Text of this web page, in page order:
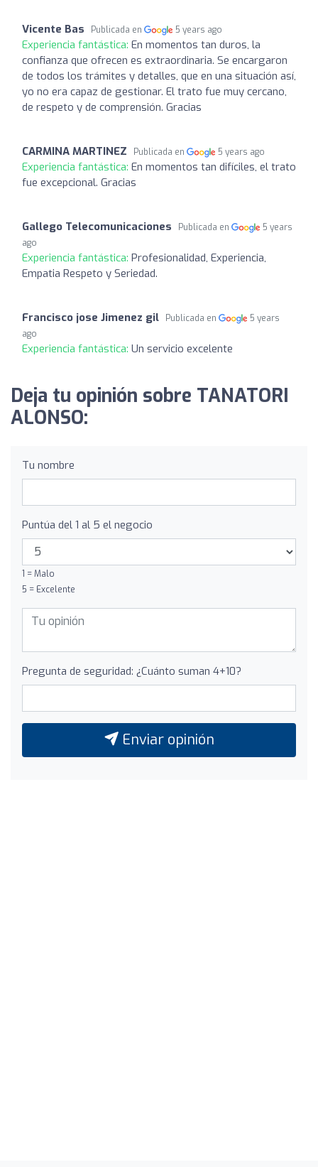
Vicente Bas Publicada en 5 years ago
Experiencia fantástica: En momentos tan duros, la
confianza que ofrecen es extraordinaria. Se encargaron
de todos los trámites y detalles, que en una situación así,
yo no era capaz de gestionar. El trato fue muy cercano,
de respeto y de comprensión. Gracias
CARMINA MARTINEZ Publicada en 5 years ago
Experiencia fantástica: En momentos tan difíciles, el trato
fue excepcional. Gracias
Gallego Telecomunicaciones Publicada en
5 years
ago
Experiencia fantástica: Profesionalidad, Experiencia,
Empatia Respeto y Seriedad.
Francisco jose Jimenez gil Publicada en
5 years
ago
Experiencia fantástica: Un servicio excelente
Deja tu opinión sobre TANATORI
ALONSO:
Tu nombre
Puntúa del 1 al 5 el negocio
1 = Malo
5 = Excelente
Pregunta de seguridad: ¿Cuánto suman 4+10?
Enviar opinión